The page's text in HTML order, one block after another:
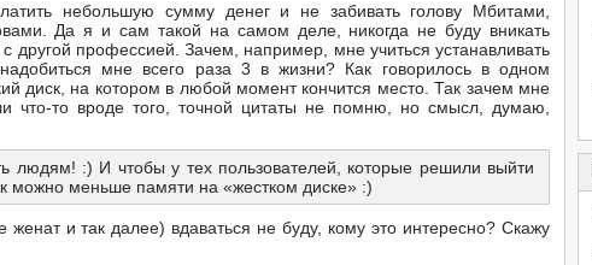
небольшую сумму денег и не забивать голову Мбитами,
Да я и сам такой на самом деле, никогда не буду вникать
другой профессией. Зачем, например, мне учиться устанавливать
мне всего раза 3 в жизни? Как говорилось в одном
диск, на котором в любой момент кончится место. Так зачем мне
что-то вроде того, точной цитаты не помню, но смысл, думаю,
людям! :) И чтобы у тех пользователей, которые решили выйти
можно меньше памяти на «жестком диске» :)
и так далее) вдаваться не буду, кому это интересно? Скажу